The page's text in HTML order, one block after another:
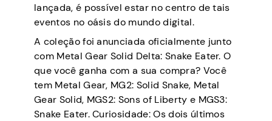
lançada, é possível estar no centro de tais
eventos no oásis do mundo digital.
A coleção foi anunciada oficialmente junto
com Metal Gear Solid Delta: Snake Eater. O
que você ganha com a sua compra? Você
tem Metal Gear, MG2: Solid Snake, Metal
Gear Solid, MGS2: Sons of Liberty e MGS3:
Snake Eater. Curiosidade: Os dois últimos